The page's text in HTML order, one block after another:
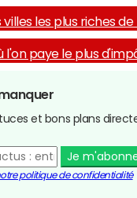
villes les plus riches
l'on paye le plus
et bons plans
Je
politique de confidentialité